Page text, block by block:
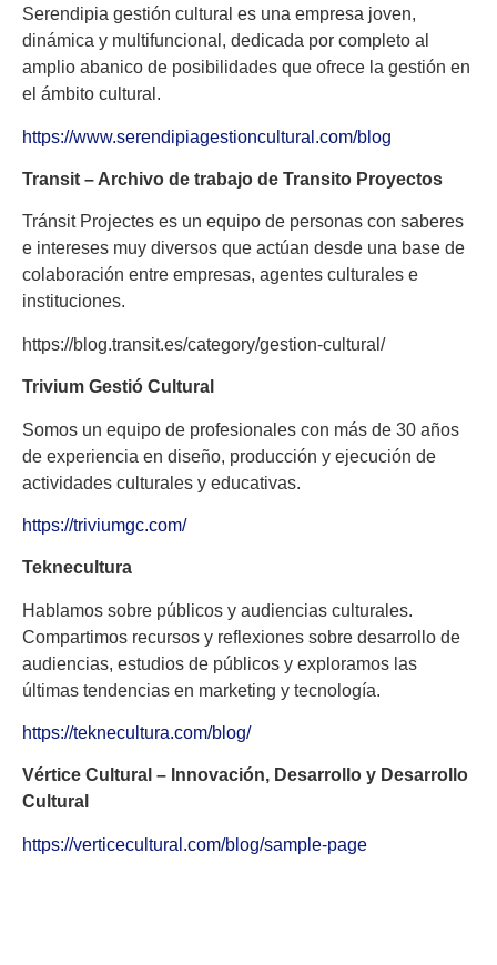
Serendipia gestión cultural es una empresa joven,
dinámica y multifuncional, dedicada por completo al
amplio abanico de posibilidades que ofrece la gestión en
el ámbito cultural.
https://www.serendipiagestioncultural.com/blog
Transit – Archivo de trabajo de Transito Proyectos
Tránsit Projectes es un equipo de personas con saberes
e intereses muy diversos que actúan desde una base de
colaboración entre empresas, agentes culturales e
instituciones.
https://blog.transit.es/category/gestion-cultural/
Trivium Gestió Cultural
Somos un equipo de profesionales con más de 30 años
de experiencia en diseño, producción y ejecución de
actividades culturales y educativas.
https://triviumgc.com/
Teknecultura
Hablamos sobre públicos y audiencias culturales.
Compartimos recursos y reflexiones sobre desarrollo de
audiencias, estudios de públicos y exploramos las
últimas tendencias en marketing y tecnología.
https://teknecultura.com/blog/
Vértice Cultural – Innovación, Desarrollo y Desarrollo
Cultural
https://verticecultural.com/blog/sample-page